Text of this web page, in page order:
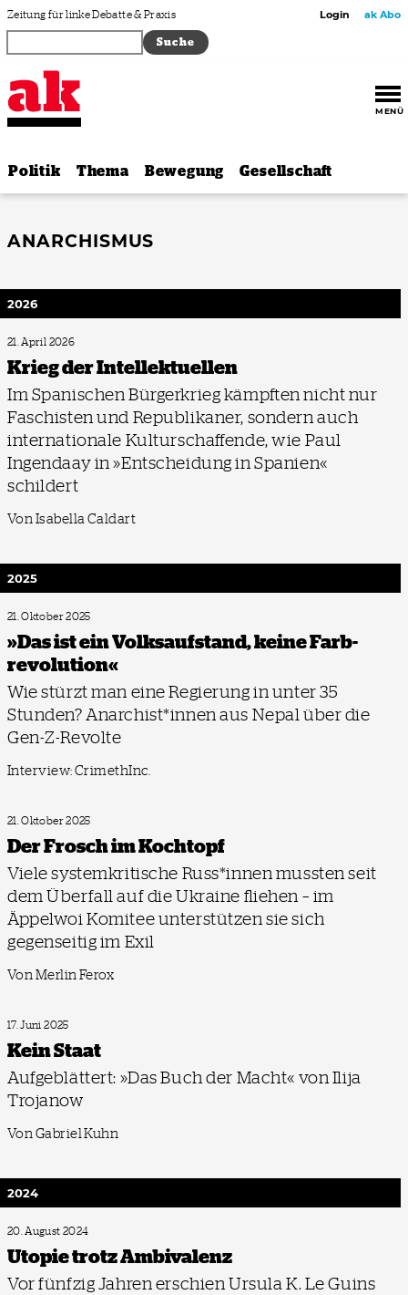
Zum Inhalt springen
Zeitung für linke Debatte & Praxis Login ak Abo
MENÜ
Politik Thema Bewegung Gesellschaft
ANARCHISMUS
2026
21. April 2026
Krieg der Intellektuellen
Im Spanischen Bürgerkrieg kämpften nicht nur
Faschisten und Republikaner, sondern auch
internationale Kulturschaffende, wie Paul
Ingendaay in »Entscheidung in Spanien«
schildert
Von Isabella Caldart
2025
21. Oktober 2025
»Das ist ein Volks­aufstand, keine Farb­
revolution«
Wie stürzt man eine Regierung in unter 35
Stunden? Anarchist*innen aus Nepal über die
Gen-Z-Revolte
Interview: CrimethInc.
21. Oktober 2025
Der Frosch im Kochtopf
Viele systemkritische Russ*innen mussten seit
dem Überfall auf die Ukraine fliehen – im
Äppelwoi Komitee unterstützen sie sich
gegenseitig im Exil
Von Merlin Ferox
17. Juni 2025
Kein Staat
Aufgeblättert: »Das Buch der Macht« von Ilija
Trojanow
Von Gabriel Kuhn
2024
20. August 2024
Utopie trotz Ambivalenz
Vor fünfzig Jahren erschien Ursula K. Le Guins